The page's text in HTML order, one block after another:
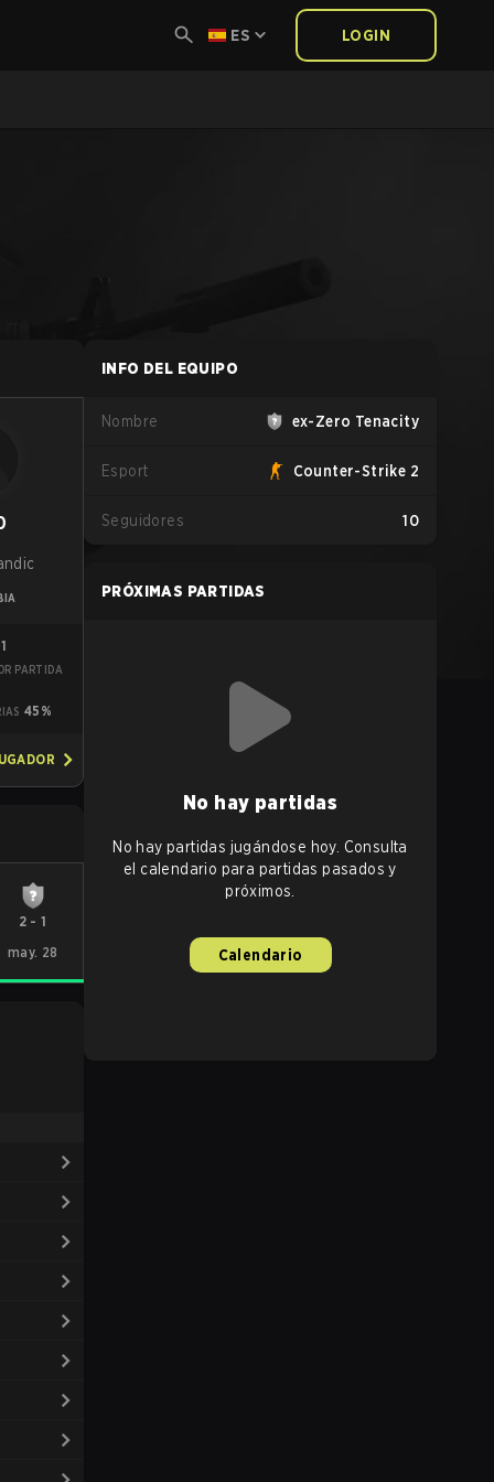
ES LOGIN
PARTIDA
45%
2 -1
may. 28
INFO DEL EQUIPO
Nombre ex-Zero Tenacity
Esport Counter-Strike 2
Seguidores 10
PRÓXIMAS PARTIDAS
No hay partidas
No hay partidas jugándose hoy. Consulta
el calendario para partidas pasados y
próximos.
Calendario